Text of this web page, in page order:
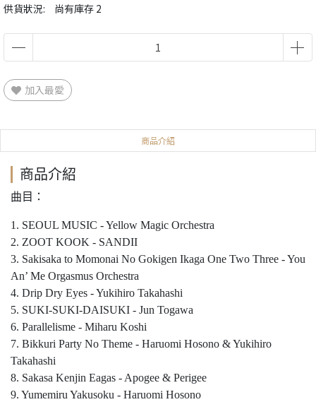
供貨狀況: 尚有庫存 2
加入最愛
商品介紹
商品介紹
曲目：
1. SEOUL MUSIC - Yellow Magic Orchestra
2. ZOOT KOOK - SANDII
3. Sakisaka to Momonai No Gokigen Ikaga One Two Three - You
An’ Me Orgasmus Orchestra
4. Drip Dry Eyes - Yukihiro Takahashi
5. SUKI-SUKI-DAISUKI - Jun Togawa
6. Parallelisme - Miharu Koshi
7. Bikkuri Party No Theme - Haruomi Hosono & Yukihiro
Takahashi
8. Sakasa Kenjin Eagas - Apogee & Perigee
9. Yumemiru Yakusoku - Haruomi Hosono